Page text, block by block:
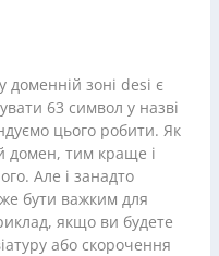
зоні desi є
63 символ у назві
цього робити. Як
домен, тим краще і
Але і занадто
бути важким для
якщо ви будете
або скорочення